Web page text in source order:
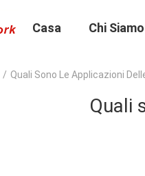
Casa Chi Siamo
/ Quali Sono Le Applicazioni
Quali